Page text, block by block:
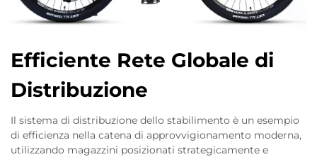
Efficiente Rete Globale di
Distribuzione
Il sistema di distribuzione dello stabilimento è un esempio
di efficienza nella catena di approvvigionamento moderna,
utilizzando magazzini posizionati strategicamente e